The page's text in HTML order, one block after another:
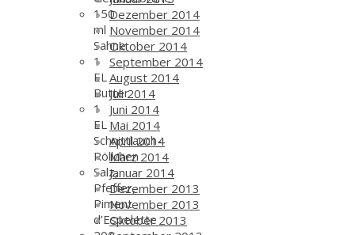
150
ml
Sahne
1
EL
Butter
1
EL
Schnittlauch-
Röllchen
Salz,
Pfeffer,
Piment
d’Espelette
Dezember 2014
November 2014
Oktober 2014
September 2014
August 2014
Juli 2014
Juni 2014
Mai 2014
April 2014
März 2014
Januar 2014
Dezember 2013
November 2013
Oktober 2013